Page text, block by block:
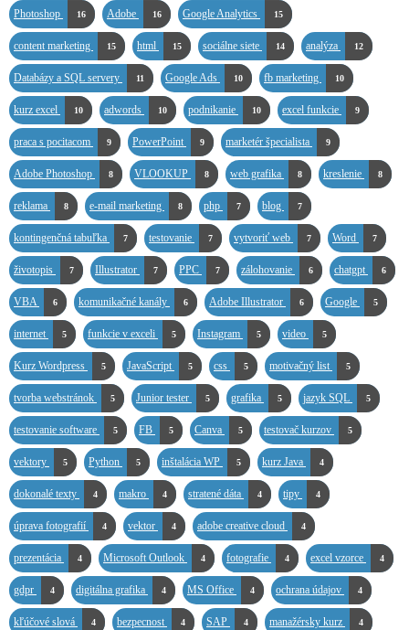
Photoshop 16 Adobe 16 Google Analytics 15
content marketing 15 html 15 sociálne siete 14 analýza 12
Databázy a SQL servery 11 Google Ads 10 fb marketing 10
kurz excel 10 adwords 10 podnikanie 10 excel funkcie 9
praca s pocitacom 9 PowerPoint 9 marketér špecialista 9
Adobe Photoshop 8 VLOOKUP 8 web grafika 8 kreslenie 8
reklama 8 e-mail marketing 8 php 7 blog 7
kontingenčná tabuľka 7 testovanie 7 vytvoriť web 7 Word 7
životopis 7 Illustrator 7 PPC 7 zálohovanie 6 chatgpt 6
VBA 6 komunikačné kanály 6 Adobe Illustrator 6 Google 5
internet 5 funkcie v exceli 5 Instagram 5 video 5
Kurz Wordpress 5 JavaScript 5 css 5 motivačný list 5
tvorba webstránok 5 Junior tester 5 grafika 5 jazyk SQL 5
testovanie software 5 FB 5 Canva 5 testovač kurzov 5
vektory 5 Python 5 inštalácia WP 5 kurz Java 4
dokonalé texty 4 makro 4 stratené dáta 4 tipy 4
úprava fotografií 4 vektor 4 adobe creative cloud 4
prezentácia 4 Microsoft Outlook 4 fotografie 4 excel vzorce 4
gdpr 4 digitálna grafika 4 MS Office 4 ochrana údajov 4
kľúčové slová 4 bezpecnost 4 SAP 4 manažérsky kurz 4